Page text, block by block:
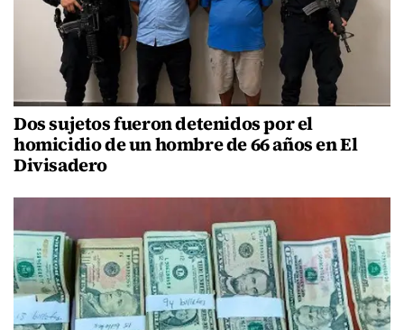
Dos sujetos fueron detenidos por el
homicidio de un hombre de 66 años en El
Divisadero